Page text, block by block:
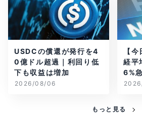
USDCの償還が発行を4
0億ドル超過｜利回り低
下も収益は増加
2026/08/06
【
経
6%
念が
もっと見る